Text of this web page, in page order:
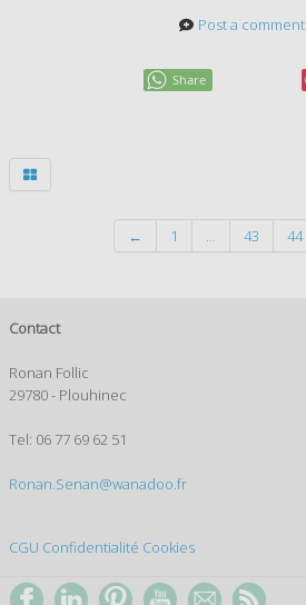
Post a comment
Share
← 1 ... 43 44
Contact
Ronan Follic
29780 - Plouhinec
Tel: 06 77 69 62 51
Ronan.Senan@wanadoo.fr
CGU Confidentialité Cookies